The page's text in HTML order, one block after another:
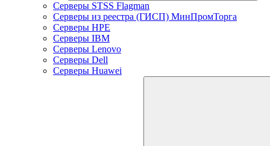
Серверы STSS Flagman
Серверы из реестра (ГИСП) МинПромТорга
Серверы HPE
Серверы IBM
Серверы Lenovo
Серверы Dell
Серверы Huawei